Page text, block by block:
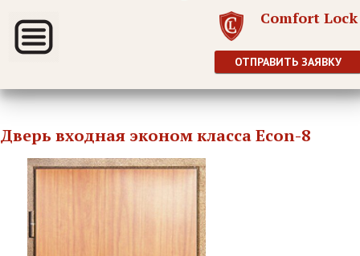
Comfort Lock
ОТПРАВИТЬ ЗАЯВКУ
Дверь входная эконом класса Econ-8